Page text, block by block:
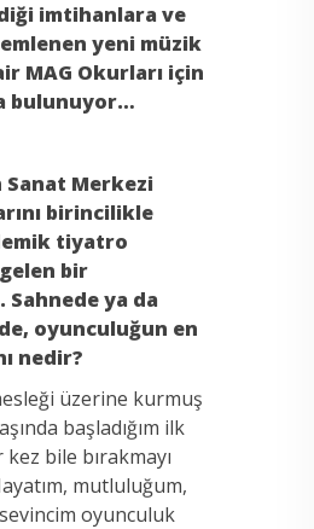
imtihanlara ve
yeni müzik
MAG Okurları için
bulunuyor…
Sanat Merkezi
birincilikle
tiyatro
bir
ya da
oyunculuğun en
nedir?
üzerine kurmuş
başladığım ilk
bile bırakmayı
mutluluğum,
oyunculuk